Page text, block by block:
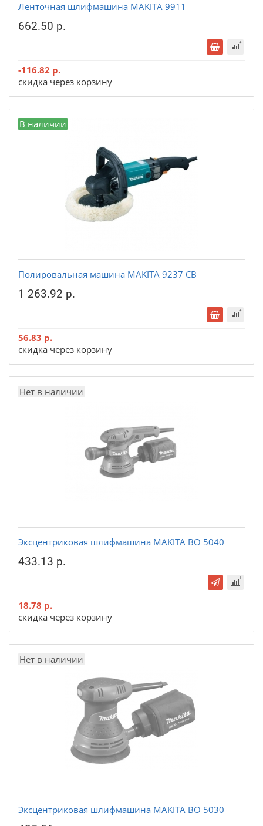
Ленточная шлифмашина MAKITA 9911
662.50 р.
-116.82 р.
скидка через корзину
В наличии
Полировальная машина MAKITA 9237 CB
1 263.92 р.
56.83 р.
скидка через корзину
Нет в наличии
Эксцентриковая шлифмашина MAKITA BO 5040
433.13 р.
18.78 р.
скидка через корзину
Нет в наличии
Эксцентриковая шлифмашина MAKITA BO 5030